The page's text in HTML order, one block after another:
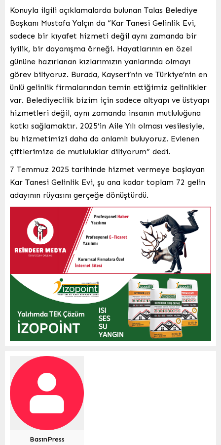
Konuyla ilgili açıklamalarda bulunan Talas Belediye
Başkanı Mustafa Yalçın da “Kar Tanesi Gelinlik Evi,
sadece bir kıyafet hizmeti değil aynı zamanda bir
iyilik, bir dayanışma örneği. Hayatlarının en özel
gününe hazırlanan kızlarımızın yanlarında olmayı
görev biliyoruz. Burada, Kayseri’nin ve Türkiye’nin en
ünlü gelinlik firmalarından temin ettiğimiz gelinlikler
var. Belediyecilik bizim için sadece altyapı ve üstyapı
hizmetleri değil, aynı zamanda insanın mutluluğuna
katkı sağlamaktır. 2025’in Aile Yılı olması vesilesiyle,
bu hizmetimizi daha da anlamlı buluyoruz. Evlenen
çiftlerimize de mutluluklar diliyorum” dedi.
7 Temmuz 2025 tarihinde hizmet vermeye başlayan
Kar Tanesi Gelinlik Evi, şu ana kadar toplam 72 gelin
adayının rüyasını gerçeğe dönüştürdü.
BasınPress